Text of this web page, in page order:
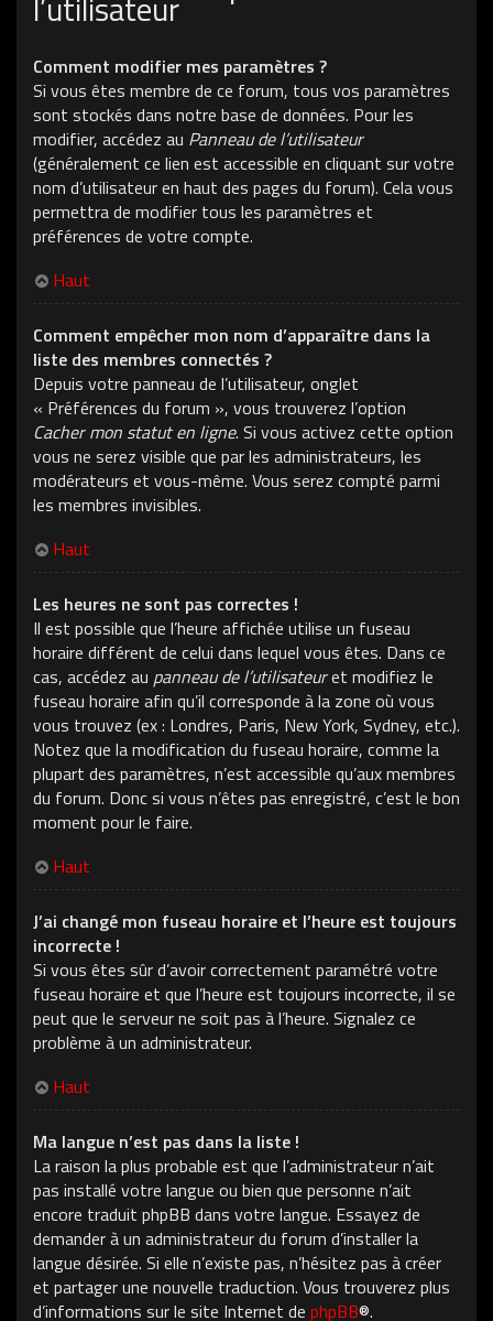
Comment modifier mes paramètres ?
Si vous êtes membre de ce forum, tous vos paramètres
sont stockés dans notre base de données. Pour les
modifier, accédez au Panneau de l’utilisateur
(généralement ce lien est accessible en cliquant sur votre
nom d’utilisateur en haut des pages du forum). Cela vous
permettra de modifier tous les paramètres et
préférences de votre compte.
Haut
Comment empêcher mon nom d’apparaître dans la
liste des membres connectés ?
Depuis votre panneau de l’utilisateur, onglet
« Préférences du forum », vous trouverez l’option
Cacher mon statut en ligne. Si vous activez cette option
vous ne serez visible que par les administrateurs, les
modérateurs et vous-même. Vous serez compté parmi
les membres invisibles.
Haut
Les heures ne sont pas correctes !
Il est possible que l’heure affichée utilise un fuseau
horaire différent de celui dans lequel vous êtes. Dans ce
cas, accédez au panneau de l’utilisateuret modifiez le
fuseau horaire afin qu’il corresponde à la zone où vous
vous trouvez (ex : Londres, Paris, New York, Sydney, etc.).
Notez que la modification du fuseau horaire, comme la
plupart des paramètres, n’est accessible qu’aux membres
du forum. Donc si vous n’êtes pas enregistré, c’est le bon
moment pour le faire.
Haut
J’ai changé mon fuseau horaire et l’heure est toujours
incorrecte !
Si vous êtes sûr d’avoir correctement paramétré votre
fuseau horaire et que l’heure est toujours incorrecte, il se
peut que le serveur ne soit pas à l’heure. Signalez ce
problème à un administrateur.
Haut
Ma langue n’est pas dans la liste !
La raison la plus probable est que l’administrateur n’ait
pas installé votre langue ou bien que personne n’ait
encore traduit phpBB dans votre langue. Essayez de
demander à un administrateur du forum d’installer la
langue désirée. Si elle n’existe pas, n’hésitez pas à créer
et partager une nouvelle traduction. Vous trouverez plus
d’informations sur le site Internet de phpBB®.